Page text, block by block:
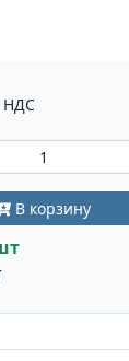
НДС
В корзину